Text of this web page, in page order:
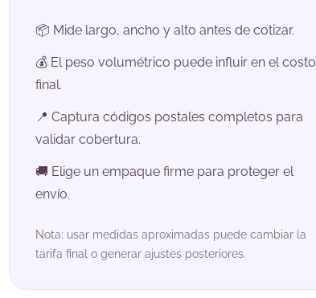
📦 Mide largo, ancho y alto antes de cotizar.
💰 El peso volumétrico puede influir en el costo
final.
📍 Captura códigos postales completos para
validar cobertura.
🚚 Elige un empaque firme para proteger el
envío.
Nota: usar medidas aproximadas puede cambiar la
tarifa final o generar ajustes posteriores.